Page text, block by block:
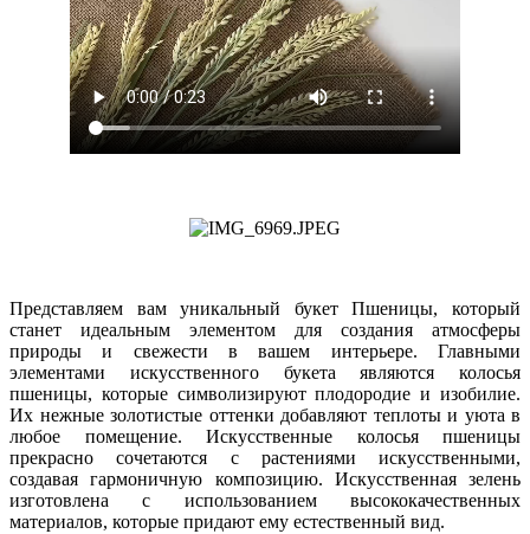
Представляем вам уникальный букет Пшеницы, который
станет идеальным элементом для создания атмосферы
природы и свежести в вашем интерьере. Главными
элементами искусственного букета являются колосья
пшеницы, которые символизируют плодородие и изобилие.
Их нежные золотистые оттенки добавляют теплоты и уюта в
любое помещение. Искусственные колосья пшеницы
прекрасно сочетаются с растениями искусственными,
создавая гармоничную композицию. Искусственная зелень
изготовлена с использованием высококачественных
материалов, которые придают ему естественный вид.